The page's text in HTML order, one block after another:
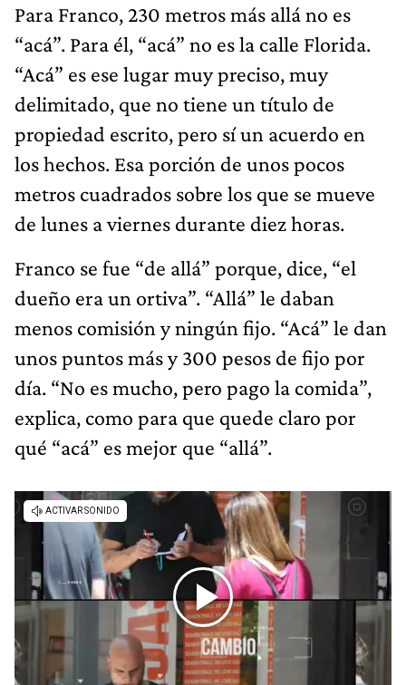
Para Franco, 230 metros más allá no es
“acá”. Para él, “acá” no es la calle Florida.
“Acá” es ese lugar muy preciso, muy
delimitado, que no tiene un título de
propiedad escrito, pero sí un acuerdo en
los hechos. Esa porción de unos pocos
metros cuadrados sobre los que se mueve
de lunes a viernes durante diez horas.
Franco se fue “de allá” porque, dice, “el
dueño era un ortiva”. “Allá” le daban
menos comisión y ningún fijo. “Acá” le dan
unos puntos más y 300 pesos de fijo por
día. “No es mucho, pero pago la comida”,
explica, como para que quede claro por
qué “acá” es mejor que “allá”.